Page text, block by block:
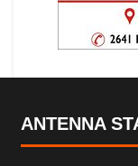
ANTENNA